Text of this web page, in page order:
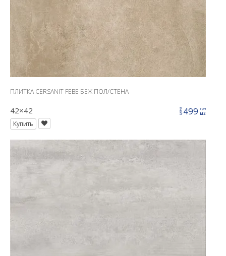
ПЛИТКА CERSANIT FEBE БЕЖ ПОЛ/СТЕНА
42×42 цена499 грн
м2
Купить